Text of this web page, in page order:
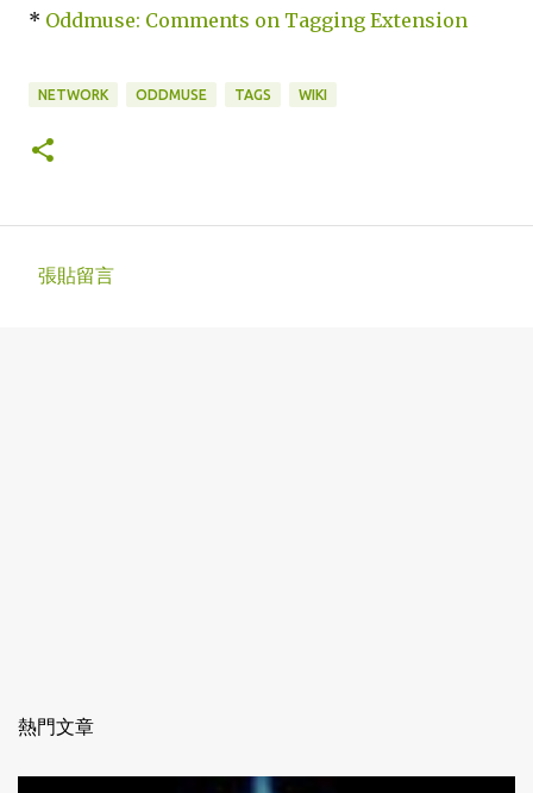
* Oddmuse: Comments on Tagging Extension
NETWORK ODDMUSE TAGS WIKI
張貼留言
熱門文章